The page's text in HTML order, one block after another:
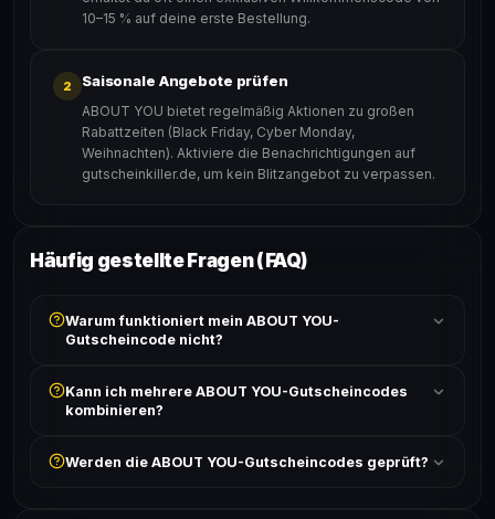
10–15 % auf deine erste Bestellung.
2 Saisonale Angebote prüfen
ABOUT YOU bietet regelmäßig Aktionen zu großen
Rabattzeiten (Black Friday, Cyber Monday,
Weihnachten). Aktiviere die Benachrichtigungen auf
gutscheinkiller.de, um kein Blitzangebot zu verpassen.
Häufig gestellte Fragen (FAQ)
Warum funktioniert mein ABOUT YOU-
Gutscheincode nicht?
ist und ob der Code nicht für bereits reduzierte Artikel
gilt. Alle Bedingungen findest du unter „Details".
Kann ich mehrere ABOUT YOU-Gutscheincodes
kombinieren?
akzeptiert. Die Kombination mehrerer Codes ist meist
Werden die ABOUT YOU-Gutscheincodes geprüft?